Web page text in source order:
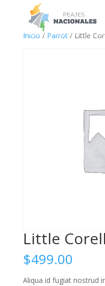
Inicio / Parrot/ Little
Little
$499.00
Aliqua id fugiat nostrud